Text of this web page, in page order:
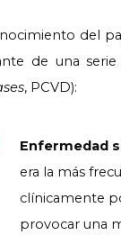
del
de una
, PCVD):
Enfermedad
era la más
clínicamente
provocar una